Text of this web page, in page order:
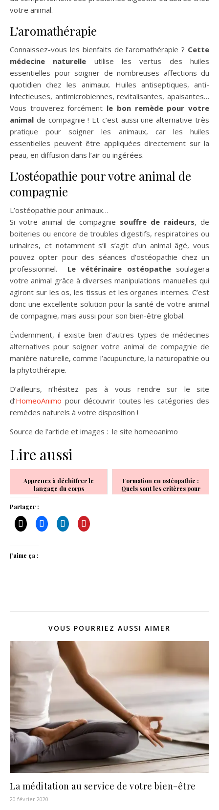
votre animal.
L’aromathérapie
Connaissez-vous les bienfaits de l’aromathérapie ? Cette
médecine naturelle utilise les vertus des huiles
essentielles pour soigner de nombreuses affections du
quotidien chez les animaux. Huiles antiseptiques, anti-
infectieuses, antimicrobiennes, revitalisantes, apaisantes…
Vous trouverez forcément le bon remède pour votre
animal de compagnie ! Et c’est aussi une alternative très
pratique pour soigner les animaux, car les huiles
essentielles peuvent être appliquées directement sur la
peau, en diffusion dans l’air ou ingérées.
L’ostéopathie pour votre animal de
compagnie
L’ostéopathie pour animaux…
Si votre animal de compagnie souffre de raideurs, de
boiteries ou encore de troubles digestifs, respiratoires ou
urinaires, et notamment s’il s’agit d’un animal âgé, vous
pouvez opter pour des séances d’ostéopathie chez un
professionnel. Le vétérinaire ostéopathesoulagera
votre animal grâce à diverses manipulations manuelles qui
agiront sur les os, les tissus et les organes internes. C’est
donc une excellente solution pour la santé de votre animal
de compagnie, mais aussi pour son bien-être global.
Évidemment, il existe bien d’autres types de médecines
alternatives pour soigner votre animal de compagnie de
manière naturelle, comme l’acupuncture, la naturopathie ou
la phytothérapie.
D’ailleurs, n’hésitez pas à vous rendre sur le site
d’HomeoAnimo pour découvrir toutes les catégories des
remèdes naturels à votre disposition !
Source de l’article et images : le site homeoanimo
Lire aussi
Apprenez à déchiffrer le
langage du corps
Formation en ostéopathie :
Quels sont les critères pour
bien choisir son école ?
Partager :
J’aime ça :
VOUS POURRIEZ AUSSI AIMER
La méditation au service de votre bien-être
20 février 2020